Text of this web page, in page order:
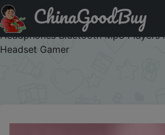
Придбати по знижці CDUA01 RGB
Wireless Earbuds 5.3 Cat Ear
Headphones Bluetooth Mp3 Players
Headset Gamer
ChinaGoodBuy